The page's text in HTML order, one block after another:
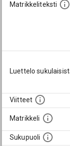
Matrikkeliteksti
Luettelo
Viitteet
Matrikkeli
Sukupuoli